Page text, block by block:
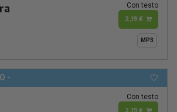
Con testo
2,19 €
MP3
-
Con testo